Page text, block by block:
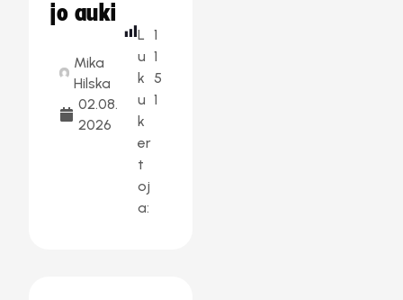
jo auki
Mika
Hilska
02.08.
2026
L
u
k
u
k
er
t
oj
a:
1
1
5
1